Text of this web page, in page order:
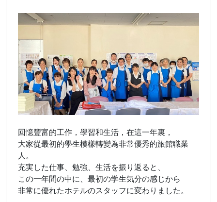
回憶豐富的工作，學習和生活，在這一年裏，
大家從最初的學生模樣轉變為非常優秀的旅館職業
人。
充実した仕事、勉強、生活を振り返ると、
この一年間の中に、最初の学生気分の感じから
非常に優れたホテルのスタッフに変わりました。